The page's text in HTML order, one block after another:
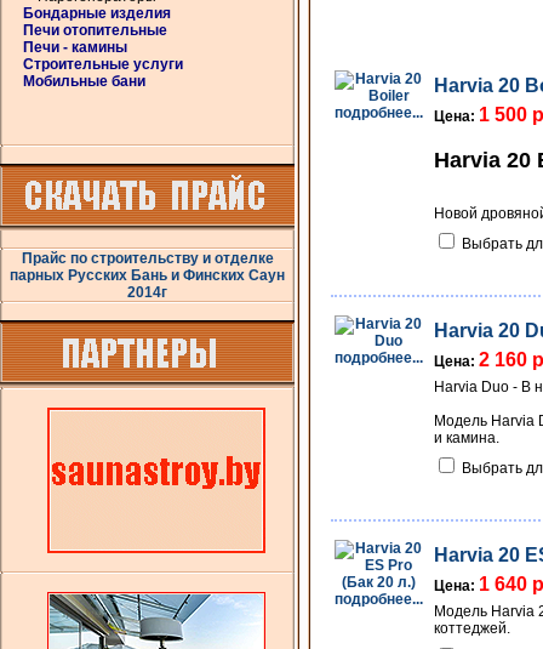
Бондарные изделия
Печи отопительные
Печи - камины
Строительные услуги
Мобильные бани
Прайс по строительству и отделке
парных Русских Бань и Финских Саун
2014г
подробнее...
Harvia 20
Цена: 1 500
Harvia 20
Новой
Выбрать
подробнее...
Harvia 20
Цена: 2 160
Harvia Duo - В
Модель Harvia
и камина.
Выбрать
подробнее...
Harvia 20
Цена: 1 640
Модель Harvia
коттеджей.